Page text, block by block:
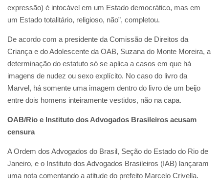
expressão) é intocável em um Estado democrático, mas em
um Estado totalitário, religioso, não”, completou.
De acordo com a presidente da Comissão de Direitos da
Criança e do Adolescente da OAB, Suzana do Monte Moreira, a
determinação do estatuto só se aplica a casos em que há
imagens de nudez ou sexo explícito. No caso do livro da
Marvel, há somente uma imagem dentro do livro de um beijo
entre dois homens inteiramente vestidos, não na capa.
OAB/Rio e Instituto dos Advogados Brasileiros acusam
censura
A Ordem dos Advogados do Brasil, Seção do Estado do Rio de
Janeiro, e o Instituto dos Advogados Brasileiros (IAB) lançaram
uma nota comentando a atitude do prefeito Marcelo Crivella.